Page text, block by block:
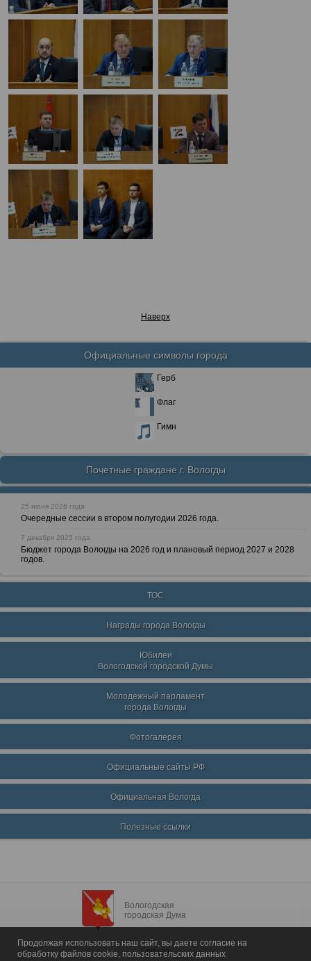
Наверх
Официальные символы города
Герб
Флаг
Гимн
Почетные граждане г. Вологды
25 июня 2026 года
Очередные сессии в втором полугодии 2026 года.
7 декабря 2025 года
Бюджет города Вологды на 2026 год и плановый период 2027 и 2028
годов.
ТОС
Награды города Вологды
Юбилеи
Вологодской городской Думы
Молодежный парламент
города Вологды
Фотогалерея
Официальные сайты РФ
Официальная Вологда
Полезные ссылки
Вологодская
городская Дума
Главная
Продолжая использовать наш сайт, вы даете согласие на
обработку файлов cookie, пользовательских данных